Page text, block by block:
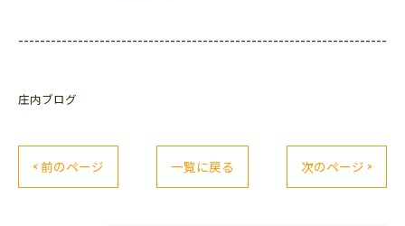
--------------------------------------------------------------------
庄内ブログ
< 前のページ 一覧に戻る 次のページ >